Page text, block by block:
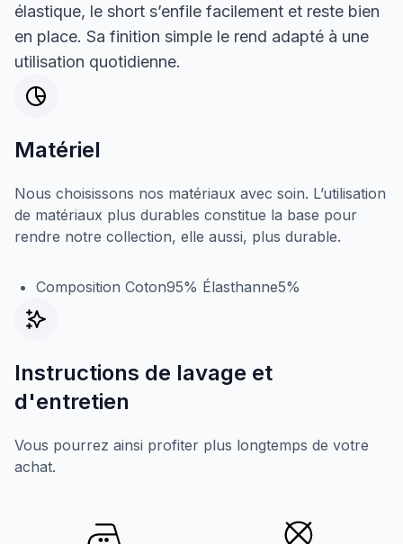
élastique, le short s’enfile facilement et reste bien
en place. Sa finition simple le rend adapté à une
utilisation quotidienne.
Matériel
Nous choisissons nos matériaux avec soin. L’utilisation
de matériaux plus durables constitue la base pour
rendre notre collection, elle aussi, plus durable.
Composition Coton95% Élasthanne5%
Instructions de lavage et
d'entretien
Vous pourrez ainsi profiter plus longtemps de votre
achat.